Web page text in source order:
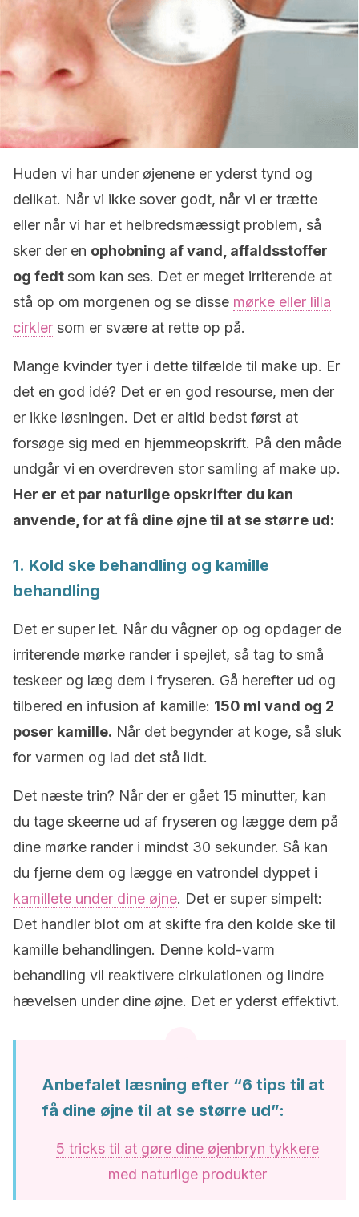
Huden vi har under øjenene er yderst tynd og
delikat. Når vi ikke sover godt, når vi er trætte
eller når vi har et helbredsmæssigt problem, så
sker der en ophobning af vand, affaldsstoffer
og fedtsom kan ses. Det er meget irriterende at
stå op om morgenen og se disse mørke eller lilla
cirkler som er svære at rette op på.
Mange kvinder tyer i dette tilfælde til make up. Er
det en god idé? Det er en god resourse, men der
er ikke løsningen. Det er altid bedst først at
forsøge sig med en hjemmeopskrift. På den måde
undgår vi en overdreven stor samling af make up.
Her er et par naturlige opskrifter du kan
anvende, for at få dine øjne til at se større ud:
1. Kold ske behandling og kamille
behandling
Det er super let. Når du vågner op og opdager de
irriterende mørke rander i spejlet, så tag to små
teskeer og læg dem i fryseren. Gå herefter ud og
tilbered en infusion af kamille: 150 ml vand og 2
poser kamille. Når det begynder at koge, så sluk
for varmen og lad det stå lidt.
Det næste trin? Når der er gået 15 minutter, kan
du tage skeerne ud af fryseren og lægge dem på
dine mørke rander i mindst 30 sekunder. Så kan
du fjerne dem og lægge en vatrondel dyppet i
kamillete under dine øjne. Det er super simpelt:
Det handler blot om at skifte fra den kolde ske til
kamille behandlingen. Denne kold-varm
behandling vil reaktivere cirkulationen og lindre
hævelsen under dine øjne. Det er yderst effektivt.
Anbefalet læsning efter “6 tips til at
få dine øjne til at se større ud”:
5 tricks til at gøre dine øjenbryn tykkere
med naturlige produkter